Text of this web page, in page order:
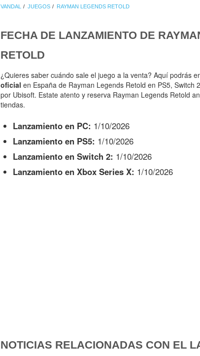
VANDAL JUEGOS RAYMAN LEGENDS RETOLD
FECHA DE LANZAMIENTO DE
RETOLD
¿Quieres saber cuándo sale el juego a la venta? Aquí podrás
oficial en España de Rayman Legends Retold en PS5, Switch
por Ubisoft. Estate atento y reserva Rayman Legends Retold
tiendas.
Lanzamiento en PC: 1/10/2026
Lanzamiento en PS5: 1/10/2026
Lanzamiento en Switch 2: 1/10/2026
Lanzamiento en Xbox Series X: 1/10/2026
NOTICIAS RELACIONADAS CON EL